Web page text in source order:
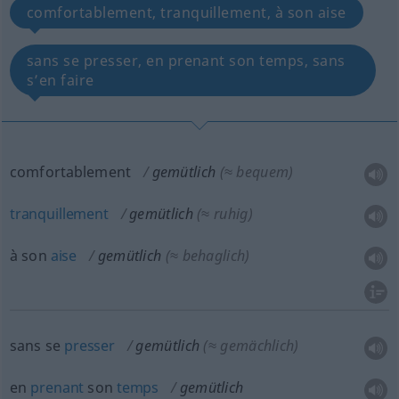
comfortablement, tranquillement, à son aise
sans se presser, en prenant son temps, sans
s’en faire
comfortablement gemütlich (≈ bequem)
tranquillement gemütlich (≈ ruhig)
à son aise gemütlich (≈ behaglich)
sans se presser gemütlich (≈ gemächlich)
en prenant son temps gemütlich